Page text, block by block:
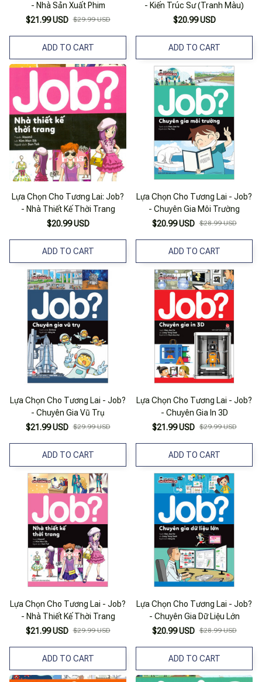
- Nhà Sản Xuất Phim
$21.99 USD $29.99 USD
ADD TO CART
- Kiến Trúc Sư (Tranh Màu)
$20.99 USD
ADD TO CART
Lựa Chọn Cho Tương Lai: Job?
- Nhà Thiết Kế Thời Trang
$20.99 USD
ADD TO CART
Lựa Chọn Cho Tương Lai - Job?
- Chuyên Gia Môi Trường
$20.99 USD $28.99 USD
ADD TO CART
Lựa Chọn Cho Tương Lai - Job?
- Chuyên Gia Vũ Trụ
$21.99 USD $29.99 USD
ADD TO CART
Lựa Chọn Cho Tương Lai - Job?
- Chuyên Gia In 3D
$21.99 USD $29.99 USD
ADD TO CART
Lựa Chọn Cho Tương Lai - Job?
- Nhà Thiết Kế Thời Trang
$21.99 USD $29.99 USD
ADD TO CART
Lựa Chọn Cho Tương Lai - Job?
- Chuyên Gia Dữ Liệu Lớn
$20.99 USD $28.99 USD
ADD TO CART